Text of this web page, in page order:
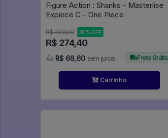
Figure Action : Shanks - Masterlise
Expiece C - One Piece
R$ 392,00 30% OFF
R$ 274,40
4x R$ 68,60 sem juros Frete Grátis
Carrinho